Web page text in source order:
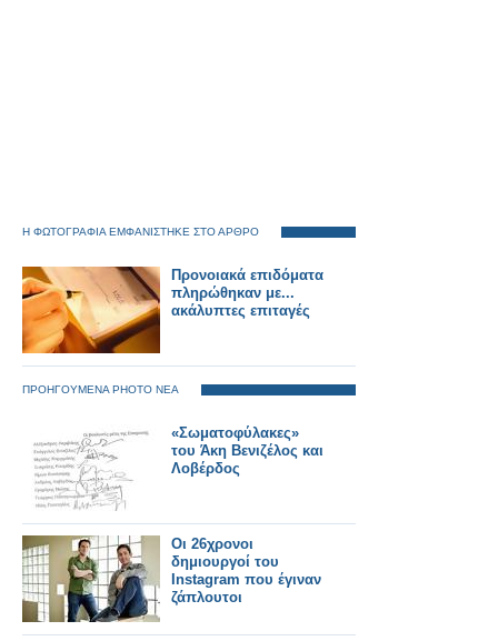
Η ΦΩΤΟΓΡΑΦΙΑ ΕΜΦΑΝΙΣΤΗΚΕ ΣΤΟ ΑΡΘΡΟ
Προνοιακά επιδόματα
πληρώθηκαν με...
ακάλυπτες επιταγές
ΠΡΟΗΓΟΥΜΕΝΑ PHOTO ΝΕΑ
«Σωματοφύλακες»
του Άκη Βενιζέλος και
Λοβέρδος
Οι 26χρονοι
δημιουργοί του
Instagram που έγιναν
ζάπλουτοι